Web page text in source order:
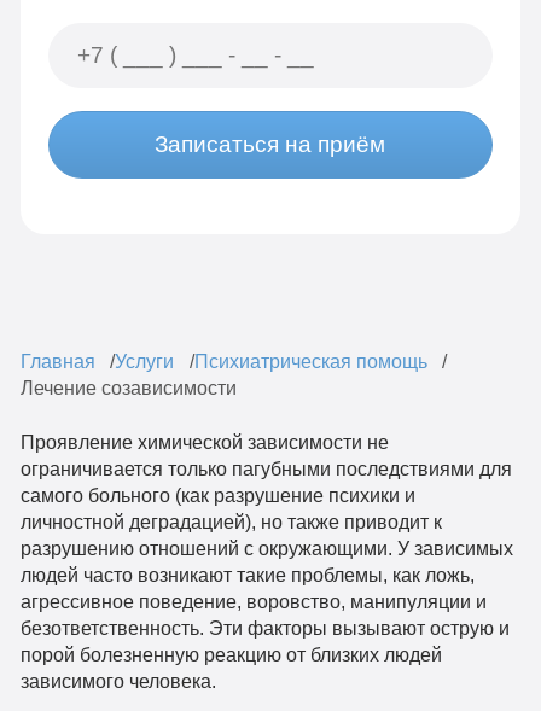
Записаться на приём
Главная Услуги
Психиатрическая помощь
Лечение созависимости
Проявление химической зависимости не
ограничивается только пагубными последствиями для
самого больного (как разрушение психики и
личностной деградацией), но также приводит к
разрушению отношений с окружающими. У зависимых
людей часто возникают такие проблемы, как ложь,
агрессивное поведение, воровство, манипуляции и
безответственность. Эти факторы вызывают острую и
порой болезненную реакцию от близких людей
зависимого человека.